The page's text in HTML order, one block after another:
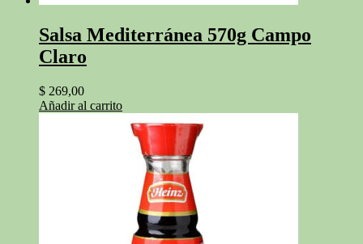
Salsa Mediterránea 570g Campo
Claro
$ 269,00
Añadir al carrito